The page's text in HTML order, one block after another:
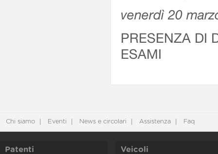
venerdì 20
PRESENZA DI
ESAMI
Chi siamo Eventi News e circolari Assistenza Faq
Patenti Veicoli